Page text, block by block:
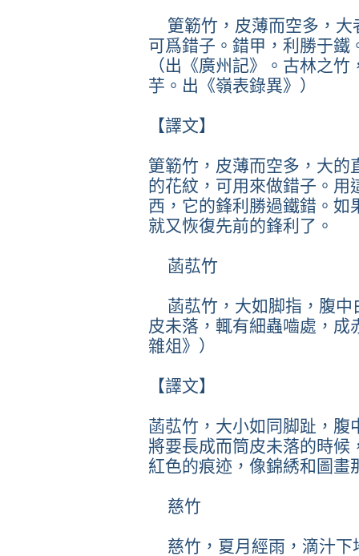
筻簕竹，皮薄而空多，大
可爲錯子。錯甲，利勝于鐵
（出《廣州記》。古林之
芋。出《嶺表錄異》）
【譯文】
筻簕竹，皮薄而空多，大的
的花紋，可用來做錯子。用
西，它的鋒利勝過鐵錯。如
就又恢復先前的鋒利了。
菡苰竹
菡苰竹，大如脚指，腹中
皮未落，輒有細蟲嚙處，成
雜俎》）
【譯文】
菡苰竹，大小如同脚趾，腹
將要長成而筒皮未落的時候
紅色的痕迹，像錦綉和圖畫
慈竹
慈竹，夏月經雨，滴汁下